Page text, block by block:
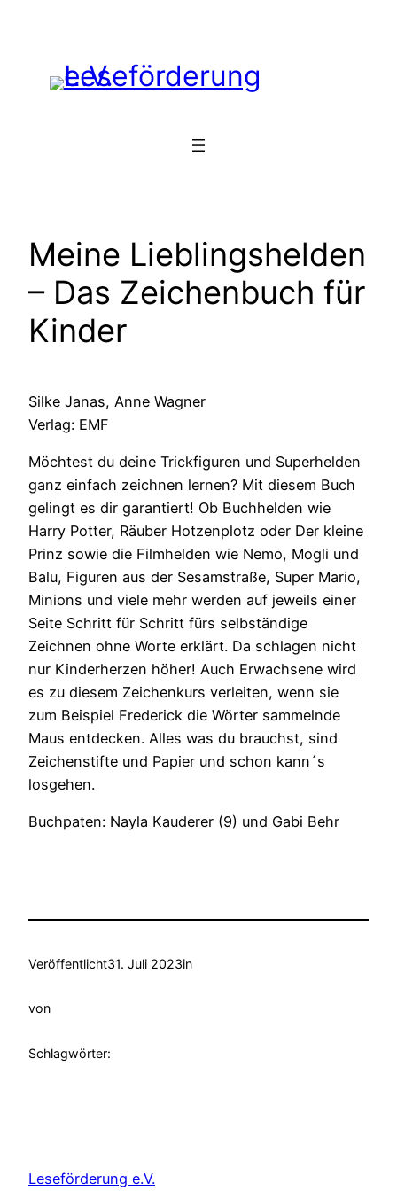
springen
Meine Lieblingshelden
– Das Zeichenbuch für
Kinder
Silke Janas, Anne Wagner
Verlag: EMF
Möchtest du deine Trickfiguren und Superhelden
ganz einfach zeichnen lernen? Mit diesem Buch
gelingt es dir garantiert! Ob Buchhelden wie
Harry Potter, Räuber Hotzenplotz oder Der kleine
Prinz sowie die Filmhelden wie Nemo, Mogli und
Balu, Figuren aus der Sesamstraße, Super Mario,
Minions und viele mehr werden auf jeweils einer
Seite Schritt für Schritt fürs selbständige
Zeichnen ohne Worte erklärt. Da schlagen nicht
nur Kinderherzen höher! Auch Erwachsene wird
es zu diesem Zeichenkurs verleiten, wenn sie
zum Beispiel Frederick die Wörter sammelnde
Maus entdecken. Alles was du brauchst, sind
Zeichenstifte und Papier und schon kann´s
losgehen.
Buchpaten: Nayla Kauderer (9) und Gabi Behr
Veröffentlicht31. Juli 2023in
von
Schlagwörter:
Leseförderung e.V.